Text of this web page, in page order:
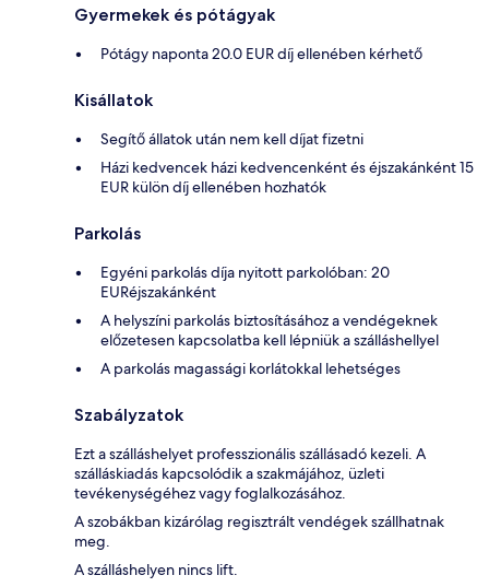
Gyermekek és pótágyak
Pótágy naponta 20.0 EUR díj ellenében kérhető
Kisállatok
Segítő állatok után nem kell díjat fizetni
Házi kedvencek házi kedvencenként és éjszakánként 15
EUR külön díj ellenében hozhatók
Parkolás
Egyéni parkolás díja nyitott parkolóban: 20
EURéjszakánként
A helyszíni parkolás biztosításához a vendégeknek
előzetesen kapcsolatba kell lépniük a szálláshellyel
A parkolás magassági korlátokkal lehetséges
Szabályzatok
Ezt a szálláshelyet professzionális szállásadó kezeli. A
szálláskiadás kapcsolódik a szakmájához, üzleti
tevékenységéhez vagy foglalkozásához.
A szobákban kizárólag regisztrált vendégek szállhatnak
meg.
A szálláshelyen nincs lift.